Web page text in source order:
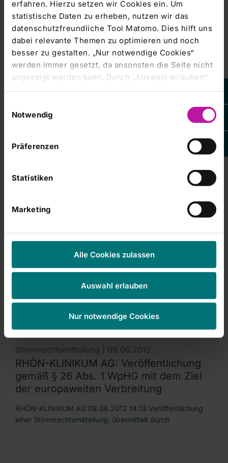
erfahren. Hierzu setzen wir Cookies ein. Um
statistische Daten zu erheben, nutzen wir das
datenschutzfreundliche Tool Matomo. Dies hilft uns
dabei relevante Themen zu optimieren und noch
besser zu gestalten. „Nur notwendige Cookies“
werden immer gesetzt, da ansonsten die Seite nicht
angezeigt werden kann. Durch „Auswahl erlauben“
bestätigen Sie entsprechend ausgewählte
erlauben Sie alle eingesetzten Cookies. Sie können
Ihre
Einstellungen anpassen. Weitere Informationen
finden Sie auch in unserer
Datenschutzerklärung
Notwendig
Präferenzen
Statistiken
Marketing
Alle Cookies zulassen
Auswahl erlauben
Nur notwendige Cookies
Stimmrechtsmitteilung |11.06.2012
RHÖN-KLINIKUM AG: Veröffentlichung
gemäß § 26 Abs. 1 WpHG mit dem Ziel
der europaweiten Verbreitung
RHÖN-KLINIKUM AG 11.06.2012 10:30 Veröffentlichung
einer Stimmrechtsmitteilung, übermittelt durch
08.06.2012
DGAP-Stimmrechte: RHÖN-KLINIKUM
Notification according to section 26 para. 1 WpHG UBS
Managers' Transactions & Directors' Dealings |
DGAP-Stimmrechte: RHÖN-KLINIKUM
Veröffentlichung nach § 26 Abs. 1 WpHG Die UBS AG,
Stimmrechtsmitteilung | 08.06.2012
RHÖN-KLINIKUM AG: Veröffentlichung
gemäß § 26 Abs. 1 WpHG mit dem Ziel
der europaweiten Verbreitung
RHÖN-KLINIKUM AG 08.06.2012 14:13 Veröffentlichung
einer Stimmrechtsmitteilung, übermittelt durch